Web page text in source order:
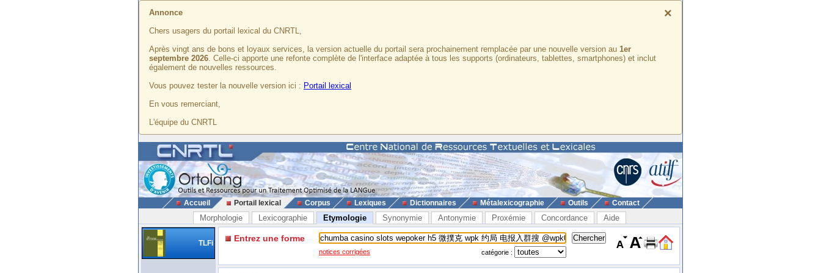
×
Annonce
Chers usagers du portail lexical du CNRTL,
Après vingt ans de bons et loyaux services, la version actuelle du portail sera prochainement remplacée par une nouvelle version au 1er
septembre 2026. Celle-ci apporte une refonte complète de l'interface adaptée à tous les supports (ordinateurs, tablettes, smartphones) et inclut
également de nouvelles ressources.
Vous pouvez tester la nouvelle version ici : Portail lexical
En vous remerciant,
L'équipe du CNRTL
Accueil Portail lexical Corpus Lexiques Dictionnaires Métalexicographie Outils Contact
Morphologie Lexicographie Etymologie Synonymie Antonymie Proxémie Concordance Aide
TLFi Entrez une forme
notices corrigées catégorie :